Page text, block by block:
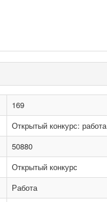
169
Открытый конкурс:
50880
Открытый конкурс
Работа